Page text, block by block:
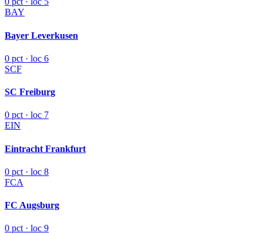
BAY
Bayer Leverkusen
0 pct · loc 6
SCF
SC Freiburg
0 pct · loc 7
EIN
Eintracht Frankfurt
0 pct · loc 8
FCA
FC Augsburg
0 pct · loc 9